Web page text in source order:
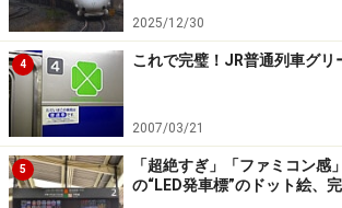
2025/12/30
4 これで完璧！JR普通列車グリ
2007/03/21
5
「超絶すぎ」「ファミコン感
の“LED発車標”のドット絵、